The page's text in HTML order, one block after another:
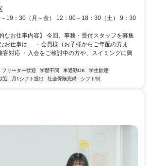
19：30（月～金） 12：00～18：30（土） 9：30
なお仕事内容】 今回、事務・受付スタッフを募集
お仕事は… ・会員様（お子様からご年配の方ま
客対応 ・入会をご検討中の方や、スイミングに興
フリーター歓迎 学歴不問 車通勤OK
学生歓迎
迎 月1シフト提出 社会保険完備 シフト制